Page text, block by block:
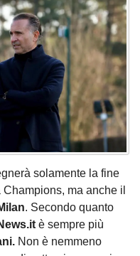
solamente la fine
ma anche il
. Secondo quanto
è sempre più
Non è nemmeno